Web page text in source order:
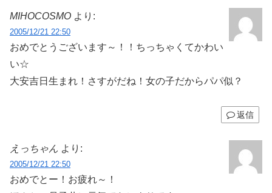
MIHOCOSMO より:
2005/12/21 22:50
おめでとうございます～！！ちっちゃくてかわい
い☆
大安吉日生まれ！さすがだね！女の子だからパパ似？
返信
えっちゃん より:
2005/12/21 22:50
おめでとー！お疲れ～！